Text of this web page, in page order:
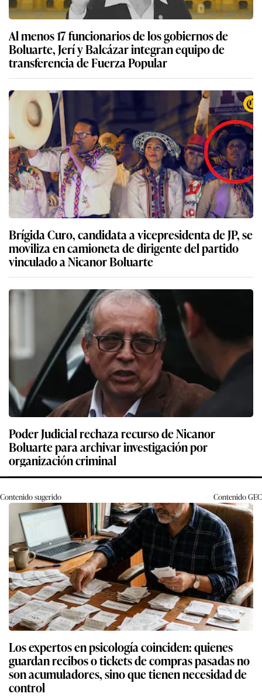
Al menos 17 funcionarios de los gobiernos de
Boluarte, Jerí y Balcázar integran equipo de
transferencia de Fuerza Popular
Brígida Curo, candidata a vicepresidenta de JP, se
moviliza en camioneta de dirigente del partido
vinculado a Nicanor Boluarte
Poder Judicial rechaza recurso de Nicanor
Boluarte para archivar investigación por
organización criminal
Contenido sugerido ContenidoGEC
Los expertos en psicología coinciden: quienes
guardan recibos o tickets de compras pasadas no
son acumuladores, sino que tienen necesidad de
control